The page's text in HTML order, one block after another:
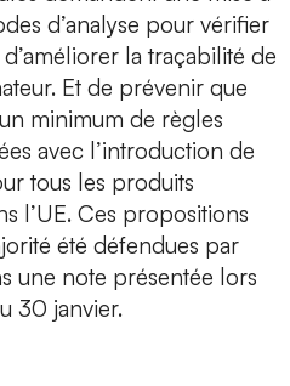
d’analyse pour vérifier
la traçabilité de
Et de prévenir que
minimum de règles
avec l’introduction de
tous les produits
l’UE. Ces propositions
été défendues par
une note présentée lors
30 janvier.